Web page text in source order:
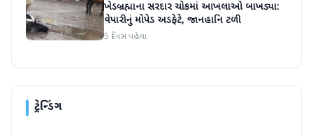
ખેડબ્રહ્માના સરદાર ચોકમાં આખલાઓ બાખડ્યા:
વેપારીનું મોપેડ અડફેટે, જાનહાનિ ટળી
5 દિવસ પહેલા
ટ્રેન્ડિંગ